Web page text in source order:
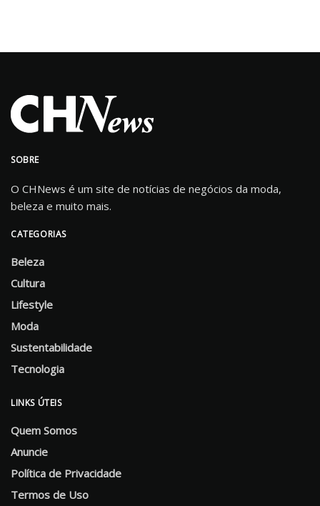
SOBRE
O CHNews é um site de notícias de negócios da moda,
beleza e muito mais.
CATEGORIAS
Beleza
Cultura
Lifestyle
Moda
Sustentabilidade
Tecnologia
LINKS ÚTEIS
Quem Somos
Anuncie
Política de Privacidade
Termos de Uso